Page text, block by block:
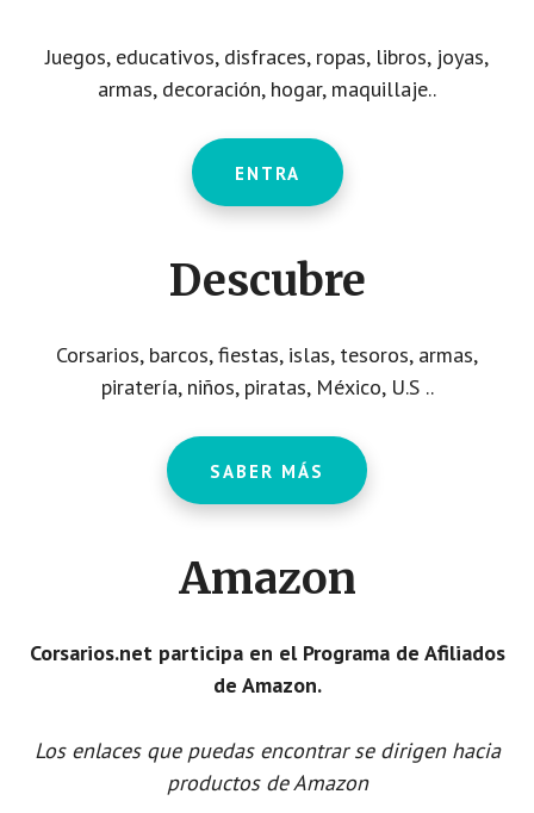
Juegos, educativos, disfraces, ropas, libros, joyas,
armas, decoración, hogar, maquillaje..
ENTRA
Descubre
Corsarios, barcos, fiestas, islas, tesoros, armas,
piratería, niños, piratas, México, U.S ..
SABER MÁS
Amazon
Corsarios.net participa en el Programa de Afiliados
de Amazon.
Los enlaces que puedas encontrar se dirigen hacia
productos de Amazon